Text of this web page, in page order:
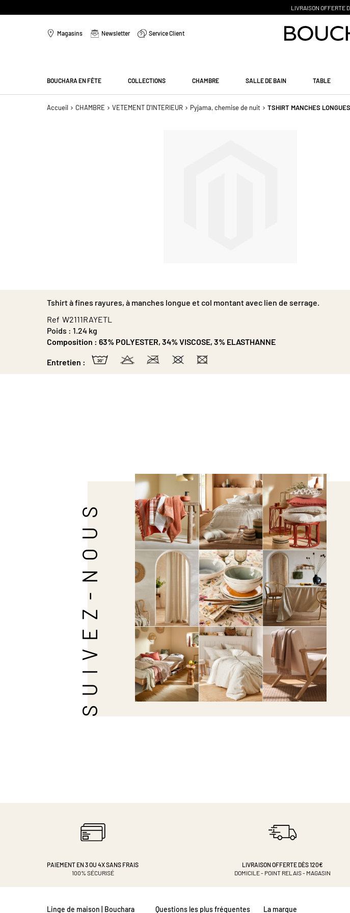
Magasins Newsletter Service Client
BOUCHARA EN FÊTE COLLECTIONS CHAMBRE SALLE DE BAIN TABLE
Accueil CHAMBRE VETEMENT D'INTERIEUR Pyjama, chemise de nuit TSHIRT MANCHES
la
Galerie
Tshirt à fines rayures, à manches longue et col montant avec lien de serrage.
Ref W2111RAYETL
Poids : 1.24 kg
Composition : 63% POLYESTER, 34% VISCOSE, 3% ELASTHANNE
Entretien :
SUIVEZ-NOUS
PAIEMENT EN 3 OU 4XSANS FRAIS
100% SÉCURISÉ
LIVRAISON OFFERTE DÈS 120€
DOMICILE - POINT RELAIS - MAGASIN
Linge de maison | Bouchara Questions les plus fréquentes La marque